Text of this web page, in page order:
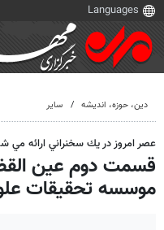
دين، حوزه، انديشه سایر
عصر امروز در يك سخنراني ارائه مي
قسمت دوم عين
موسسه تحقيقات